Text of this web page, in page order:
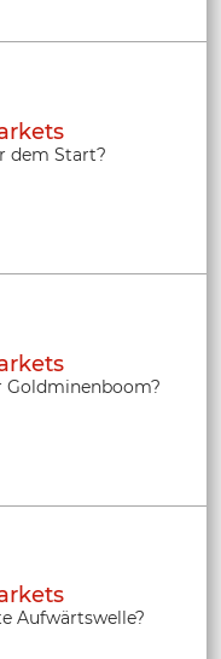
dem Start?
Goldminenboom?
Aufwärtswelle?